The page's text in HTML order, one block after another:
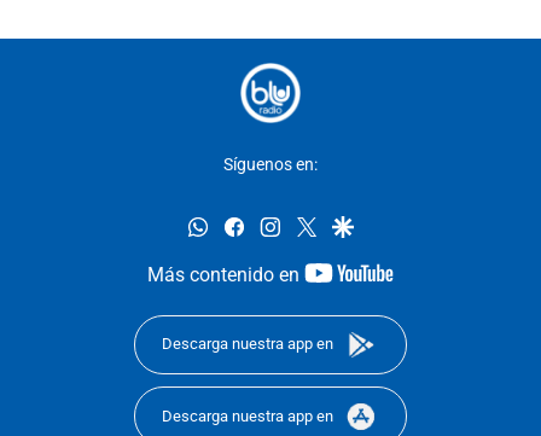
Síguenos en:
whatsappfacebookinstagram
twittergoogle
Más contenido en
youtube-
Descarga nuestra app en
Descarga nuestra app en